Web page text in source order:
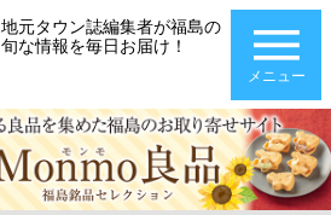
地元タウン誌編集者が福島の
旬な情報を毎日お届け！
メニュー